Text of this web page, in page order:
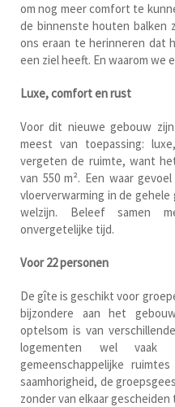
om nog meer comfort te
de binnenste houten balken
ons eraan te herinneren dat
een ziel heeft. En waarom we
Luxe, comfort en rust
Voor dit nieuwe gebouw
meest van toepassing:
vergeten de ruimte, want
van 550 m². Een waar
vloerverwarming in de
welzijn. Beleef samen
onvergetelijke tijd.
Voor 22 personen
De gîte is geschikt voor
bijzondere aan het
optelsom is van
logementen wel
gemeenschappelijke
saamhorigheid, de
zonder van elkaar gescheiden